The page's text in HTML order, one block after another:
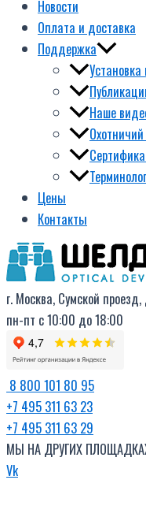
Новости
Оплата и доставка
Поддержка
Наше
Цены
Контакты
г. Москва, Сумской проезд,
пн-пт с 10:00 до 18:00
8 800 101 80 95
+7 495 311 63 23
+7 495 311 63 29
МЫ НА ДРУГИХ
Vk